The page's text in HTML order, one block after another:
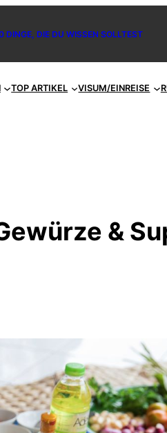
DIE DU WISSEN SOLLTEST
TOP ARTIKEL VISUM/EINREISE
&